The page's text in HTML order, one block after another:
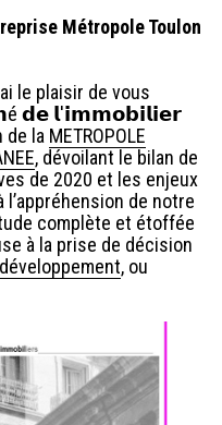
Métropole Toulon
le plaisir de vous
𝗱𝗲 𝗹'𝗶𝗺𝗺𝗼𝗯𝗶𝗹𝗶𝗲𝗿
la METROPOLE
, dévoilant le bilan de
de 2020 et les enjeux
de notre
complète et étoffée
à la prise de décision
, ou